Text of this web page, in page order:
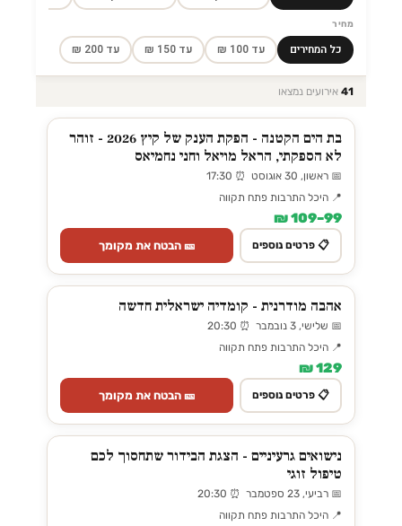
מחיר
כל המחירים עד 100 ₪ עד 150 ₪ עד 200 ₪
41 אירועים נמצאו
בת הים הקטנה - הפקת הענק של קיץ 2026 - זוהר
לא הספקתי, הראל מויאל וחני נחמיאס
📅 ראשון, 30 אוגוסט ⏰ 17:30
📍 היכל התרבות פתח תקווה
99–109 ₪
📋 פרטים נוספים 🎫 הבטח את מקומך
אהבה מודרנית - קומדיה ישראלית חדשה
📅 שלישי, 3 נובמבר ⏰ 20:30
📍 היכל התרבות פתח תקווה
129 ₪
📋 פרטים נוספים 🎫 הבטח את מקומך
נישואים גרעיניים - הצגת הבידור שתחסוך לכם
טיפול זוגי
📅 רביעי, 23 ספטמבר ⏰ 20:30
📍 היכל התרבות פתח תקווה